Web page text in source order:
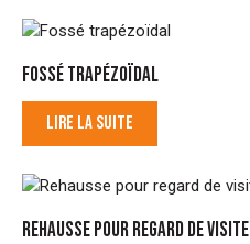
FOSSÉ TRAPÉZOÏDAL
LIRE LA SUITE
REHAUSSE POUR REGARD DE VISITE